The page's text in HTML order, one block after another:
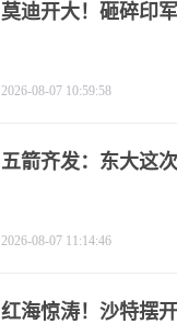
莫迪开大！砸碎印
2026-08-07 10:59:58
五箭齐发：东大这
2026-08-07 11:14:46
红海惊涛！沙特摆